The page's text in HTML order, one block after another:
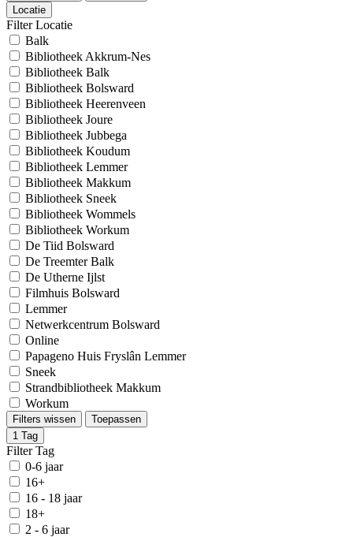
Locatie
Filter Locatie
Balk
Bibliotheek Akkrum-Nes
Bibliotheek Balk
Bibliotheek Bolsward
Bibliotheek Heerenveen
Bibliotheek Joure
Bibliotheek Jubbega
Bibliotheek Koudum
Bibliotheek Lemmer
Bibliotheek Makkum
Bibliotheek Sneek
Bibliotheek Wommels
Bibliotheek Workum
De Tiid Bolsward
De Treemter Balk
De Utherne Ijlst
Filmhuis Bolsward
Lemmer
Netwerkcentrum Bolsward
Online
Papageno Huis Fryslân Lemmer
Sneek
Strandbibliotheek Makkum
Workum
Filters wissen
Toepassen
1 Tag
Filter Tag
0-6 jaar
16+
16 - 18 jaar
18+
2 - 6 jaar